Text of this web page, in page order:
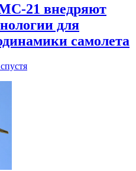
21 внедряют
для
самолета